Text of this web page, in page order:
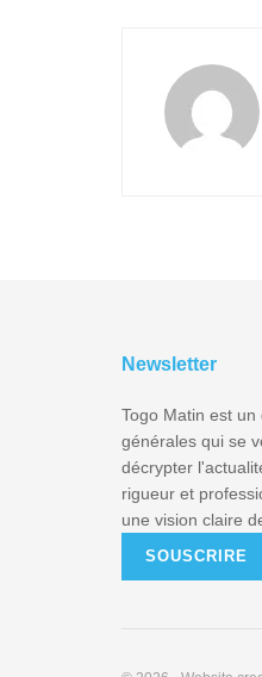
Newsletter
Togo Matin est
générales qui se
décrypter
rigueur et
une vision claire
SOUSCRIRE